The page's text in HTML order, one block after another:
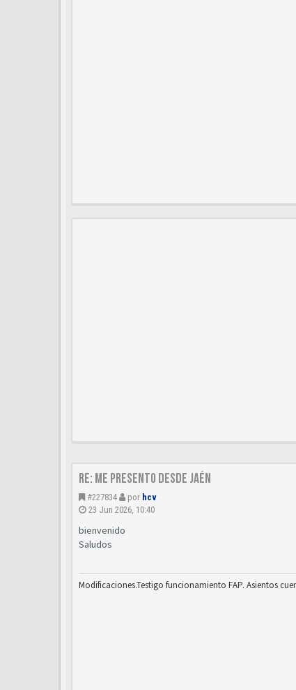
Re: Me presento desde Jaén
#227834 por hcv
23 Jun 2026, 10:40
bienvenido
Saludos
Modificaciones.Testigo funcionamiento FAP. Asientos